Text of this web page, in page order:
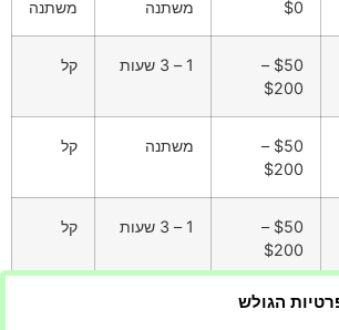
$0 משתנה משתנה
$50 –
$200
1 – 3 שעות קל
$50 –
$200
משתנה קל
$50 –
$200
1 – 3 שעות קל
מי ירכיב את הרהיטים תלויה
הגולש